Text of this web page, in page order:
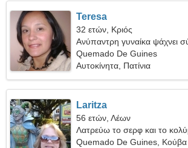
Teresa
32 ετών, Κριός
Ανύπαντρη γυναίκα ψάχνει
Quemado De Guines
Αυτοκίνητα, Πατίνια
Laritza
56 ετών, Λέων
Λατρεύω το σερφ και το
Quemado De Guines, Κούβα